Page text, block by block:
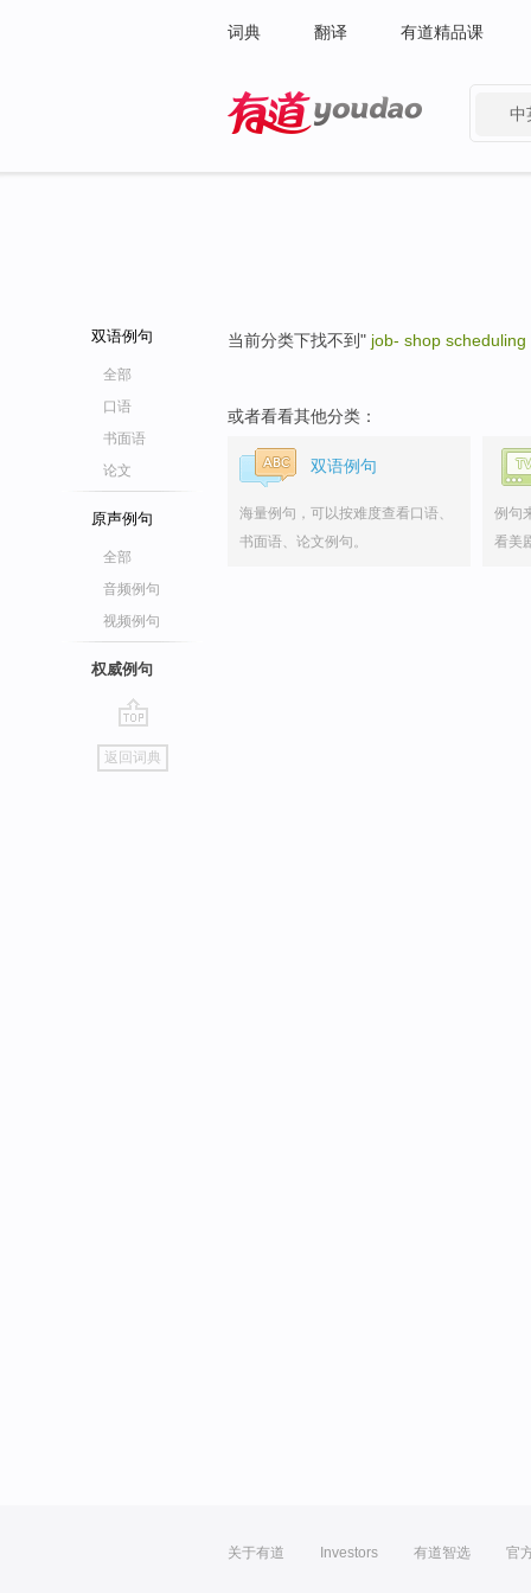
词典 翻译 有道精品课
中
双语例句
全部
口语
书面语
论文
原声例句
全部
音频例句
视频例句
权威例句
go
top
返回词典
当前分类下找不到" job- shop scheduling
或者看看其他分类：
双语例句
海量例句，可以按难度查看口语、
书面语、论文例句。
例句
看美
关于有道 Investors 有道智选 官